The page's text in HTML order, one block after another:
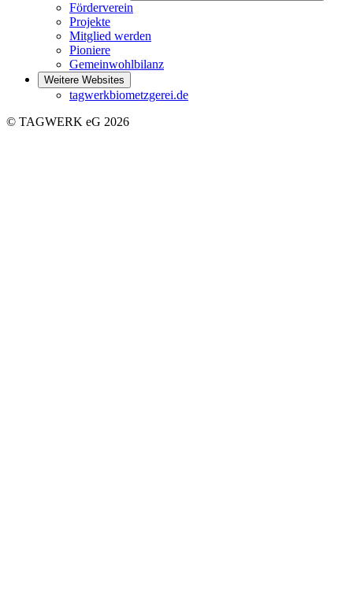
Förderverein
Projekte
Mitglied werden
Pioniere
Gemeinwohlbilanz
Weitere Websites
tagwerkbiometzgerei.de
© TAGWERK eG 2026